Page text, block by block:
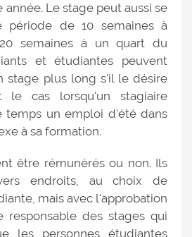
année. Le stage peut aussi se
période de 10 semaines à
semaines à un quart du
et étudiantes peuvent
stage plus long s'il le désire
le cas lorsqu'un stagiaire
temps un emploi d'été dans
à sa formation.
être rémunérés ou non. Ils
endroits, au choix de
mais avec l'approbation
responsable des stages qui
les personnes étudiantes